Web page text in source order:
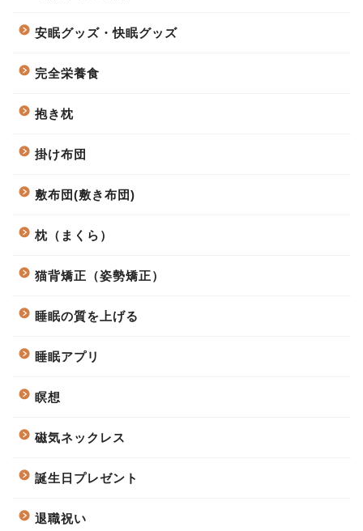
安眠グッズ・快眠グッズ
完全栄養食
抱き枕
掛け布団
敷布団(敷き布団)
枕（まくら）
猫背矯正（姿勢矯正）
睡眠の質を上げる
睡眠アプリ
瞑想
磁気ネックレス
誕生日プレゼント
退職祝い